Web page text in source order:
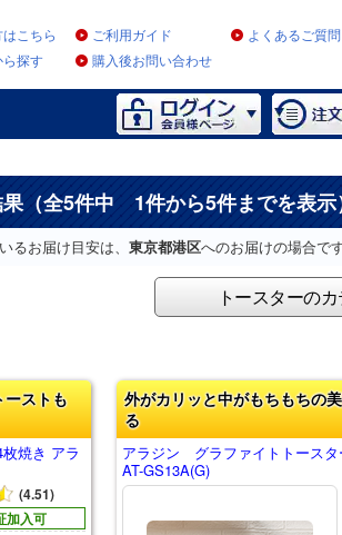
こちら ご利用ガイド
よくあるご質問
ら探す
購入後お問い合わせ
果（全5件中 1件から5件までを表示
るお届け目安は、 東京都港区へのお届けの場合です
トースターの
ーストも
焼き アラ
(4.51)
加入可
外がカリッと中がもちもちの
る
アラジン グラファイトトース
AT-GS13A(G)